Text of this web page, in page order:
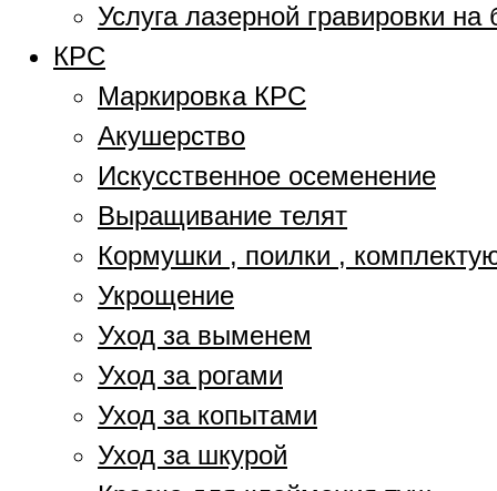
Услуга лазерной гравировки на
КРС
Маркировка КРС
Акушерство
Искусственное осеменение
Выращивание телят
Кормушки , поилки ,
Укрощение
Уход за выменем
Уход за рогами
Уход за копытами
Уход за шкурой